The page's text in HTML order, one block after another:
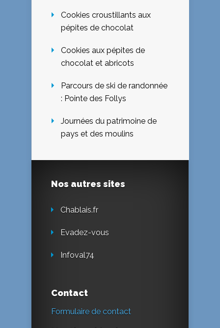
Cookies croustillants aux
pépites de chocolat
Cookies aux pépites de
chocolat et abricots
Parcours de ski de randonnée
: Pointe des Follys
Journées du patrimoine de
pays et des moulins
Nos autres sites
Chablais.fr
Evadez-vous
Infoval74
Contact
Formulaire de contact